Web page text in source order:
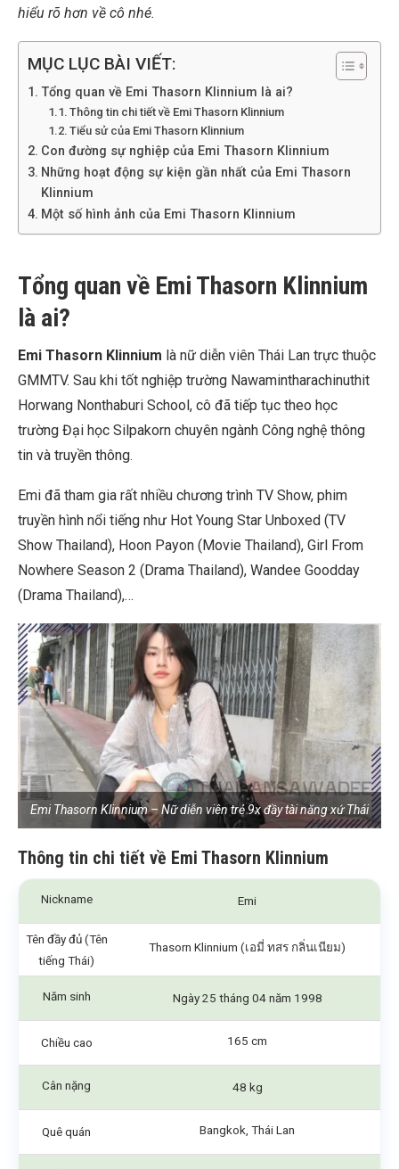
hiểu rõ hơn về cô nhé.
MỤC LỤC BÀI VIẾT:
Tổng quan về Emi Thasorn Klinnium là ai?
Thông tin chi tiết về Emi Thasorn Klinnium
Tiểu sử của Emi Thasorn Klinnium
Con đường sự nghiệp của Emi Thasorn Klinnium
Những hoạt động sự kiện gần nhất của Emi Thasorn
Klinnium
Một số hình ảnh của Emi Thasorn Klinnium
Tổng quan về Emi Thasorn Klinnium
là ai?
Emi Thasorn Klinnium là nữ diễn viên Thái Lan trực thuộc
GMMTV. Sau khi tốt nghiệp trường Nawamintharachinuthit
Horwang Nonthaburi School, cô đã tiếp tục theo học
trường Đại học Silpakorn chuyên ngành Công nghệ thông
tin và truyền thông.
Emi đã tham gia rất nhiều chương trình TV Show, phim
truyền hình nổi tiếng như Hot Young Star Unboxed (TV
Show Thailand), Hoon Payon (Movie Thailand), Girl From
Nowhere Season 2 (Drama Thailand), Wandee Goodday
(Drama Thailand),…
Emi Thasorn Klinnium – Nữ diễn viên trẻ 9x đầy tài năng xứ Thái
Thông tin chi tiết về Emi Thasorn Klinnium
Nickname Emi
Tên đầy đủ (Tên
tiếng Thái)
Thasorn Klinnium (เอมี่ ทสร กลิ่นเนียม)
Năm sinh Ngày 25 tháng 04 năm 1998
Chiều cao 165 cm
Cân nặng 48 kg
Quê quán Bangkok, Thái Lan